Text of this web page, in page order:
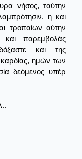
νήσος, ταύτην
η και
τροπαίων αύτην
παρεμβολάς
και της
ημών των
δεόμενος υπέρ